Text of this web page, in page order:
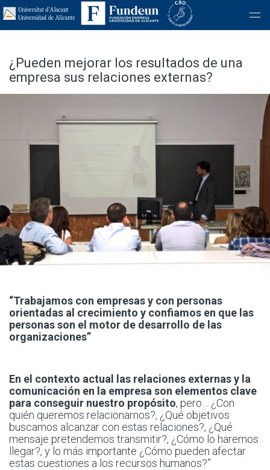
¿Pueden mejorar los resultados de una
empresa sus relaciones externas?
“Trabajamos con empresas y con personas
orientadas al crecimiento y confiamos en que las
personas son el motor de desarrollo de las
organizaciones”
En el contexto actual las relaciones externas y la
comunicación en la empresa son elementos clave
para conseguir nuestro propósito, pero… ¿Con
quién queremos relacionarnos?, ¿Qué objetivos
buscamos alcanzar con estas relaciones?, ¿Qué
mensaje pretendemos transmitir?, ¿Cómo lo haremos
llegar?, y lo más importante ¿Cómo pueden afectar
estas cuestiones a los recursos humanos?”